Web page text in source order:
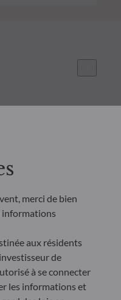
par l’Autorité des
merci de bien
informations
aux résidents
de
à se connecter
les informations et